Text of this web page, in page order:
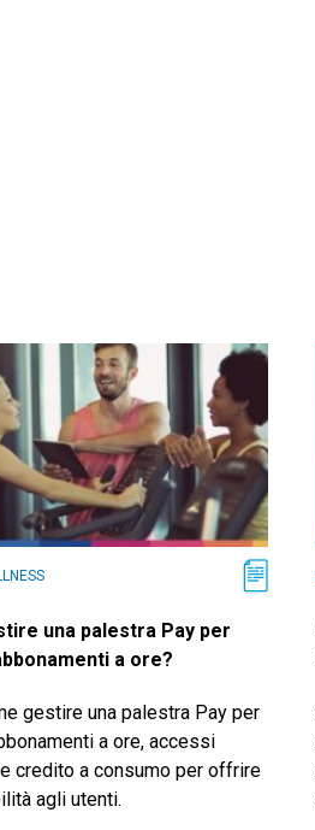
una palestra Pay per
a ore?
gestire una palestra Pay per
a ore, accessi
credito a consumo per offrire
agli utenti.